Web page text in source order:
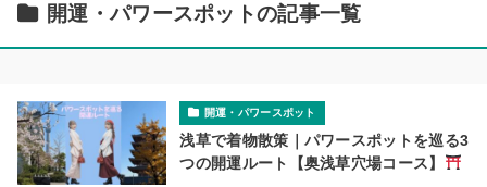
開運・パワースポットの記事一覧
開運・パワースポット
浅草で着物散策｜パワースポットを巡る3
つの開運ルート【奥浅草穴場コース】